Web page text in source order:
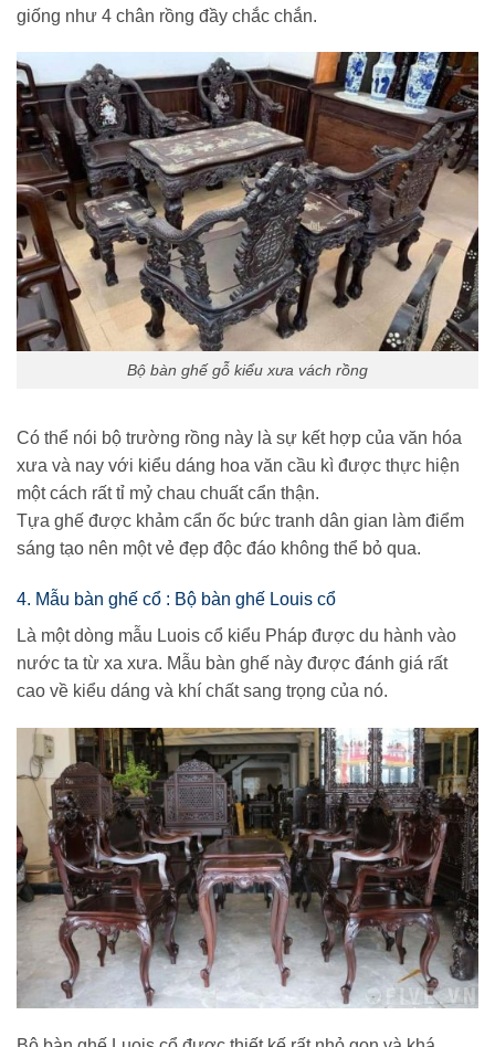
giống như 4 chân rồng đầy chắc chắn.
Bộ bàn ghế gỗ kiểu xưa vách rồng
Có thể nói bộ trường rồng này là sự kết hợp của văn hóa
xưa và nay với kiểu dáng hoa văn cầu kì được thực hiện
một cách rất tỉ mỷ chau chuất cẩn thận.
Tựa ghế được khảm cẩn ốc bức tranh dân gian làm điểm
sáng tạo nên một vẻ đẹp độc đáo không thể bỏ qua.
4. Mẫu bàn ghế cổ : Bộ bàn ghế Louis cổ
Là một dòng mẫu Luois cổ kiểu Pháp được du hành vào
nước ta từ xa xưa. Mẫu bàn ghế này được đánh giá rất
cao về kiểu dáng và khí chất sang trọng của nó.